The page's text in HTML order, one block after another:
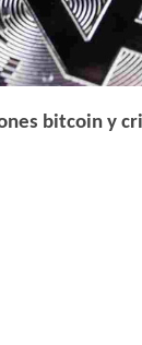
bitcoin y